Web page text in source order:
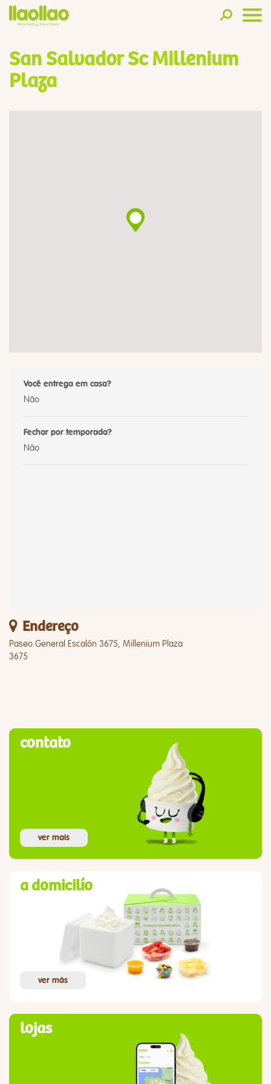
San Salvador Sc Millenium
Plaza
Você entrega em casa?
Não
Fechar por temporada?
Não
Endereço
Paseo General Escalón 3675, Millenium Plaza
3675
contato
ver mais
a domicilío
ver más
lojas